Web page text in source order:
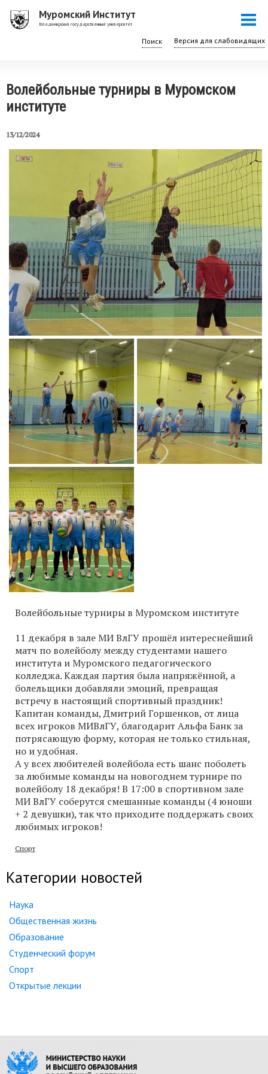
Перейти
Муромский Институт
Владимирский государственный университет
Поиск
Волейбольные турниры в Муромском
институте
13/12/2024
Волейбольные турниры в Муромском институте
11 декабря в зале МИ ВлГУ прошёл интереснейший
матч по волейболу между студентами нашего
института и Муромского педагогического
колледжа. Каждая партия была напряжённой, а
болельщики добавляли эмоций, превращая
встречу в настоящий спортивный праздник!
Капитан команды, Дмитрий Горшенков, от лица
всех игроков МИВлГУ, благодарит Альфа Банк за
потрясающую форму, которая не только стильная,
но и удобная.
А у всех любителей волейбола есть шанс поболеть
за любимые команды на новогоднем турнире по
волейболу 18 декабря! В 17:00 в спортивном зале
МИ ВлГУ соберутся смешанные команды (4 юноши
+ 2 девушки), так что приходите поддержать своих
любимых игроков!
Спорт
Категории новостей
Наука
Общественная жизнь
Образование
Студенческий форум
Спорт
Открытые лекции